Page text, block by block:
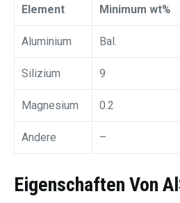
Element Minimum wt%
Aluminium Bal.
Silizium 9
Magnesium 0.2
Andere –
Eigenschaften Von